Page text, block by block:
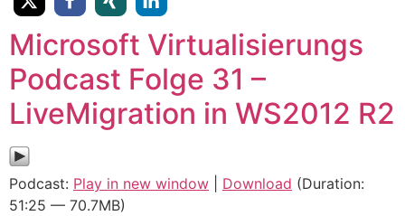
Microsoft Virtualisierungs
Podcast Folge 31 –
LiveMigration in WS2012 R2
Podcast: Play in new window Download (Duration:
51:25 — 70.7MB)